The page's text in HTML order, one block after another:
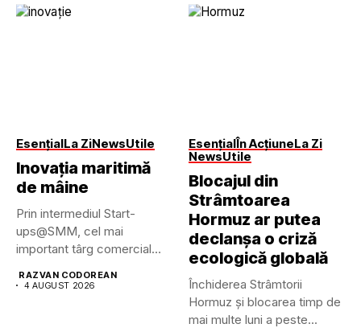
EsențialLa ZiNewsUtile
Inovația maritimă
de mâine
Prin intermediul Start-
ups@SMM, cel mai
important târg comercial
RAZVAN CODOREAN
4 AUGUST 2026
EsențialÎn AcțiuneLa Zi
NewsUtile
Blocajul din
Strâmtoarea
Hormuz ar putea
declanșa o criză
ecologică globală
Închiderea Strâmtorii
Hormuz și blocarea timp de
mai multe luni a peste...